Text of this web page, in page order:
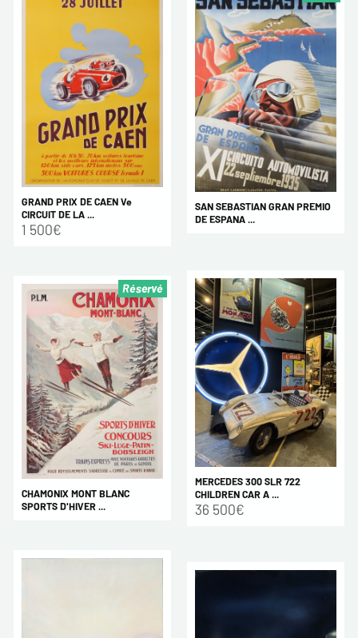
GRAND PRIX DE CAEN Ve
CIRCUIT DE LA ...
1 500€
SAN SEBASTIAN GRAN PREMIO
DE ESPANA ...
CHAMONIX MONT BLANC
SPORTS D'HIVER ...
Réservé
MERCEDES 300 SLR 722
CHILDREN CAR A ...
36 500€